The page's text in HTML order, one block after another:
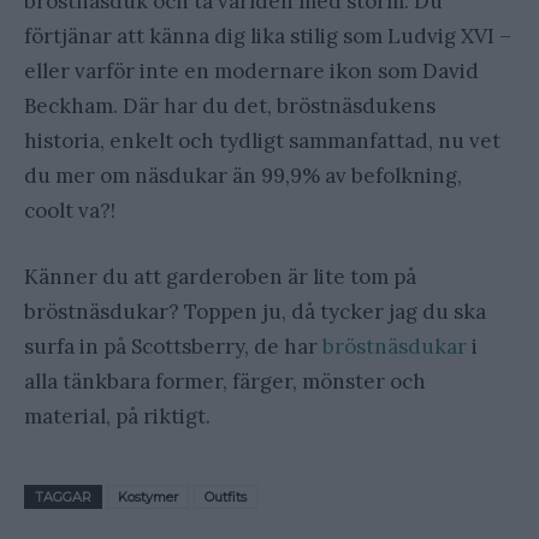
förtjänar att känna dig lika stilig som Ludvig XVI –
eller varför inte en modernare ikon som David
Beckham. Där har du det, bröstnäsdukens
historia, enkelt och tydligt sammanfattad, nu vet
du mer om näsdukar än 99,9% av befolkning,
coolt va?!
Känner du att garderoben är lite tom på
bröstnäsdukar? Toppen ju, då tycker jag du ska
surfa in på Scottsberry, de harbröstnäsdukari
alla tänkbara former, färger, mönster och
material, på riktigt.
TAGGAR Kostymer Outfits